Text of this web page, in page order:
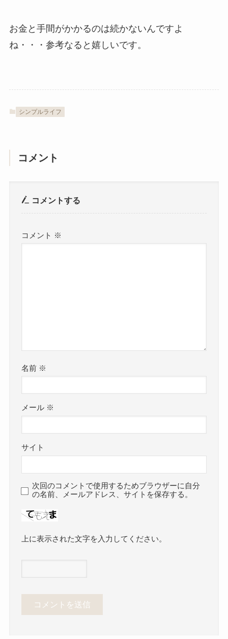
お金と手間がかかるのは続かないんですよ
ね・・・参考なると嬉しいです。
シンプルライフ
コメント
コメントする
コメント ※
名前 ※
メール ※
サイト
次回のコメントで使用するためブラウザーに自分
の名前、メールアドレス、サイトを保存する。
上に表示された文字を入力してください。